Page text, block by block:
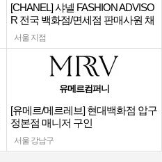
[CHANEL] 샤넬 FASHION ADVISO
R 전국 백화점/면세점 판매사원 채
용
서울 지점
유메르컴퍼니
[유메르/메르레브] 현대백화점 압구
정본점 매니저 구인
서울 강남구